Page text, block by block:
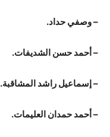
– وصفي حداد.
– أحمد حسن الشديفات.
– إسماعيل راشد المشاقبة.
– أحمد حمدان العليمات.